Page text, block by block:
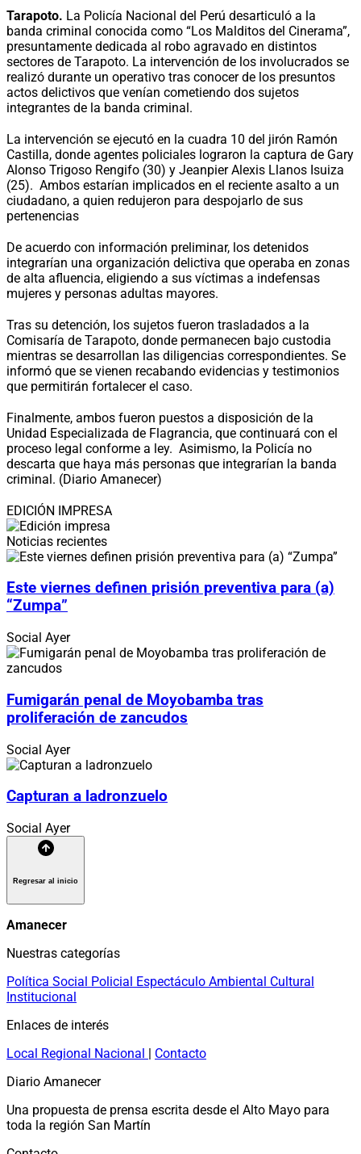
Tarapoto. La Policía Nacional del Perú desarticuló a la
banda criminal conocida como “Los Malditos del Cinerama”,
presuntamente dedicada al robo agravado en distintos
sectores de Tarapoto. La intervención de los involucrados se
realizó durante un operativo tras conocer de los presuntos
actos delictivos que venían cometiendo dos sujetos
integrantes de la banda criminal.
La intervención se ejecutó en la cuadra 10 del jirón Ramón
Castilla, donde agentes policiales lograron la captura de Gary
Alonso Trigoso Rengifo (30) y Jeanpier Alexis Llanos Isuiza
(25). Ambos estarían implicados en el reciente asalto a un
ciudadano, a quien redujeron para despojarlo de sus
pertenencias
De acuerdo con información preliminar, los detenidos
integrarían una organización delictiva que operaba en zonas
de alta afluencia, eligiendo a sus víctimas a indefensas
mujeres y personas adultas mayores.
Tras su detención, los sujetos fueron trasladados a la
Comisaría de Tarapoto, donde permanecen bajo custodia
mientras se desarrollan las diligencias correspondientes. Se
informó que se vienen recabando evidencias y testimonios
que permitirán fortalecer el caso.
Finalmente, ambos fueron puestos a disposición de la
Unidad Especializada de Flagrancia, que continuará con el
proceso legal conforme a ley. Asimismo, la Policía no
descarta que haya más personas que integrarían la banda
criminal. (Diario Amanecer)
EDICIÓN IMPRESA
Noticias recientes
Este viernes definen prisión preventiva para (a)
“Zumpa”
Social Ayer
Fumigarán penal de Moyobamba tras
proliferación de zancudos
Social Ayer
Capturan a ladronzuelo
Social Ayer
Regresar al inicio
Amanecer
Nuestras categorías
Política Social Policial Espectáculo Ambiental Cultural
Institucional
Enlaces de interés
Local Regional Nacional | Contacto
Diario Amanecer
Una propuesta de prensa escrita desde el Alto Mayo para
toda la región San Martín